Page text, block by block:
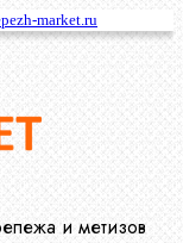
market.ru
и метизов